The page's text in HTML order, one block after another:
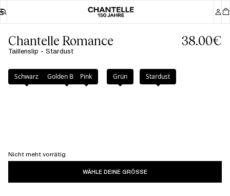
Chantelle Romance
Taillenslip - Stardust
38.00€
Farbe: Stardust
Schwarz Golden BeigePink Grün Stardust
Nicht meht vorrätig
WÄHLE DEINE GRÖSSE